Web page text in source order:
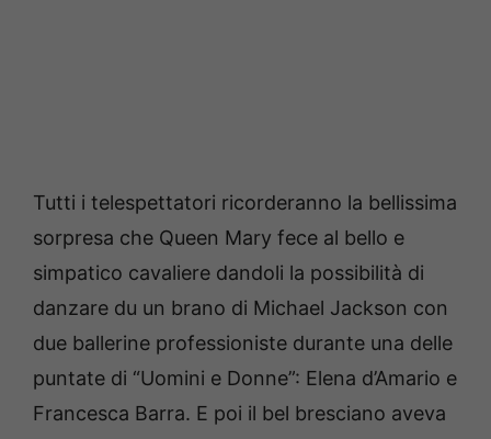
Tutti i telespettatori ricorderanno la bellissima
sorpresa che Queen Mary fece al bello e
simpatico cavaliere dandoli la possibilità di
danzare du un brano di Michael Jackson con
due ballerine professioniste durante una delle
puntate di “Uomini e Donne”: Elena d’Amario e
Francesca Barra. E poi il bel bresciano aveva